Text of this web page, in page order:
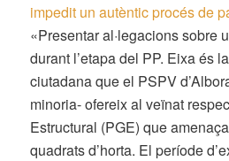
impedit un autèntic procés de
«Presentar al·legacions sobre
durant l’etapa del PP. Eixa és
ciutadana que el PSPV
minoria- ofereix al veïnat
Estructural (PGE) que
quadrats d’horta. El període